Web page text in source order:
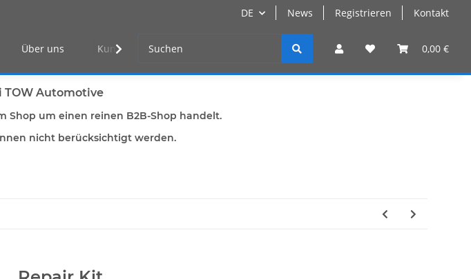
DE News Registrieren Kontakt
0,00 €
Über uns Kunden Log-in
Automotive
Shop um einen reinen B2B-Shop handelt.
nicht berücksichtigt werden.